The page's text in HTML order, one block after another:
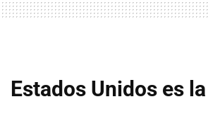
Estados Unidos es